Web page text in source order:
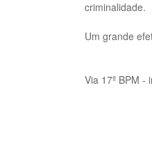
criminalidade.
Um grande
Via 17º BPM - i